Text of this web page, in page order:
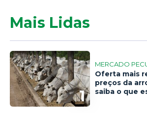
Mais Lidas
1
MERCADO
Oferta mais
preços da
saiba o que